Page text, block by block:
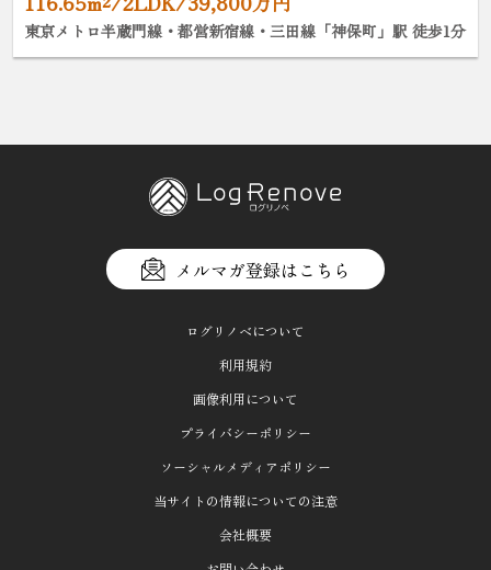
東京メトロ半蔵門線・都営新宿線・三田線「神保町」駅 徒歩1分
メルマガ登録はこちら
ログリノベについて
利用規約
画像利用について
プライバシーポリシー
ソーシャルメディアポリシー
当サイトの情報についての注意
会社概要